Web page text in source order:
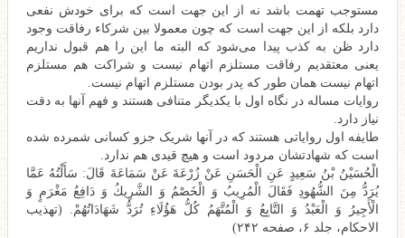
مستوجب تهمت باشد نه از این جهت است که برای خودش نفعی
دارد بلکه از این جهت است که چون معمولا بین شرکاء رفاقت وجود
دارد ظن به کذب پیدا می‌شود که البته ما این را هم قبول نداریم
یعنی معتقدیم رفاقت مستلزم اتهام نیست و شراکت هم مستلزم
اتهام نیست همان طور که پدر بودن مستلزم اتهام نیست.
روایات مساله در نگاه اول با یکدیگر متنافی هستند و فهم آنها به دقت
نیاز دارد.
طایفه اول روایاتی هستند که در آنها شریک جزو کسانی شمرده شده
است که شهادتشان مردود است و هیچ قیدی هم ندارد.
الْحُسَيْنُ بْنُ سَعِيدٍ عَنِ الْحَسَنِ عَنْ زُرْعَةَ عَنْ سَمَاعَةَ قَالَ: سَأَلْتُهُ عَمَّا
يُرَدُّ مِنَ الشُّهُودِ فَقَالَ الْمُرِيبُ وَ الْخَصْمُ وَ الشَّرِيكُ وَ دَافِعُ مَغْرَمٍ وَ
الْأَجِيرُ وَ الْعَبْدُ وَ التَّابِعُ وَ الْمُتَّهَمُ كُلُّ هَؤُلَاءِ تُرَدُّ شَهَادَاتُهُمْ. (تهذیب
الاحکام، جلد ۶، صفحه ۲۴۲)